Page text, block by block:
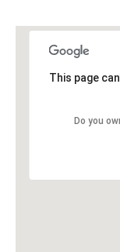
This page
Do you